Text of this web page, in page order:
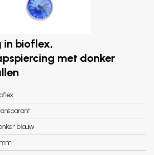
in bioflex,
met donker
blauw